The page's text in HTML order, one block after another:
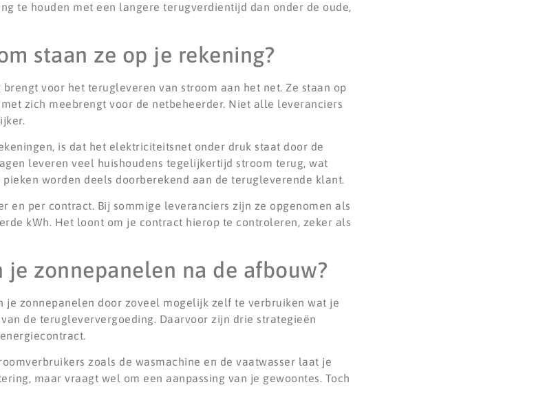
te houden met een langere terugverdientijd dan onder de oude,
staan ze op je rekening?
voor het terugleveren van stroom aan het net. Ze staan op
zich meebrengt voor de netbeheerder. Niet alle leveranciers
is dat het elektriciteitsnet onder druk staat door de
leveren veel huishoudens tegelijkertijd stroom terug, wat
worden deels doorberekend aan de terugleverende klant.
per contract. Bij sommige leveranciers zijn ze opgenomen als
kWh. Het loont om je contract hierop te controleren, zeker als
zonnepanelen na de afbouw?
zonnepanelen door zoveel mogelijk zelf te verbruiken wat je
de terugleververgoeding. Daarvoor zijn drie strategieën
zoals de wasmachine en de vaatwasser laat je
maar vraagt wel om een aanpassing van je gewoontes. Toch